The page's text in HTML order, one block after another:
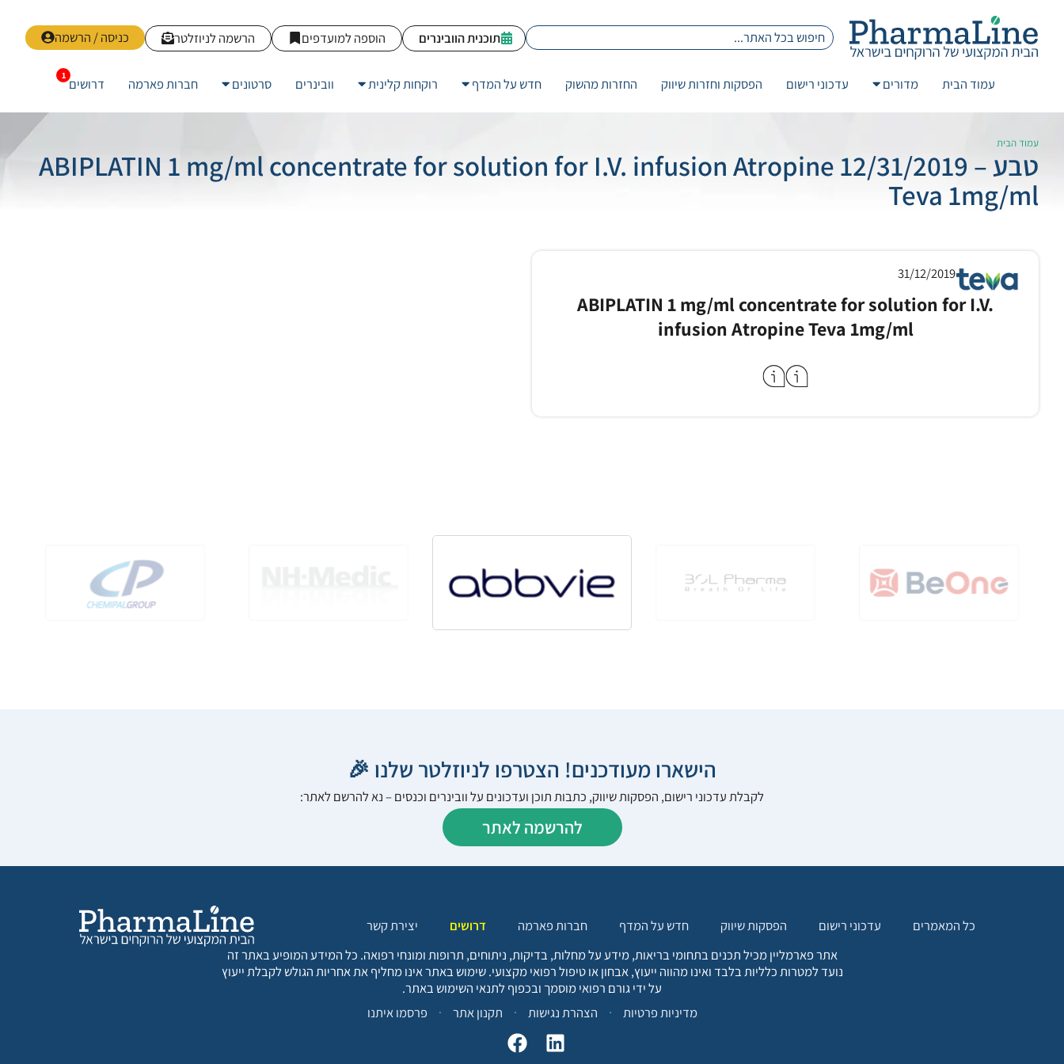
כניסה / הרשמה הרשמה לניוזלטר הוספה למועדפים תוכנית הוובינרים
עמוד הבית מדורים עדכוני רישום הפסקות וחזרות שיווק החזרות מהשוק חדש על המדף רוקחות קלינית וובינרים סרטונים חברות פארמה דרושים
עמוד הבית
טבע – 12/31/2019 ABIPLATIN 1 mg/ml concentrate for solution for I.V. infusion Atropine
Teva 1mg/ml
31/12/2019
ABIPLATIN 1 mg/ml concentrate for solution for I.V.
infusion Atropine Teva 1mg/ml
הישארו מעודכנים! הצטרפו לניוזלטר שלנו 🎉
לקבלת עדכוני רישום, הפסקות שיווק, כתבות תוכן ועדכונים על וובינרים וכנסים – נא להרשם לאתר:
להרשמה לאתר
כל המאמרים עדכוני רישום הפסקות שיווק חדש על המדף חברות פארמה דרושים
יצירת קשר
אתר פארמליין מכיל תכנים בתחומי בריאות, מידע על מחלות, בדיקות, ניתוחים, תרופות ומונחי רפואה. כל המידע המופיע באתר זה
נועד למטרות כלליות בלבד ואינו מהווה ייעוץ, אבחון או טיפול רפואי מקצועי. שימוש באתר אינו מחליף את אחריות הגולש לקבלת ייעוץ
על ידי גורם רפואי מוסמך ובכפוף לתנאי השימוש באתר.
מדיניות פרטיות
הצהרת נגישות תקנון אתר פרסמו איתנו